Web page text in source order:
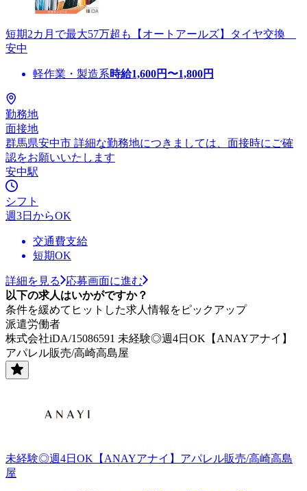
短期2カ月で最大57万超も【オートアールズ】タイヤ交換
安中
軽作業・製造系時給1,600円〜1,800円
勤務地
面接地
群馬県安中市 詳細な勤務地につきましては、面接時にご確
認をお願いいたします
安中駅
シフト
週3日からOK
交通費支給
短期OK
詳細を見る
応募画面に進む
以下の求人はいかがですか？
条件を緩めてヒットした求人情報をピックアップ
派遣労働者
株式会社iDA/15086591 未経験◎週4日OK【ANAYアナイ】
アパレル販売/高崎高島屋
未経験◎週4日OK【ANAYアナイ】アパレル販売/高崎高島
屋